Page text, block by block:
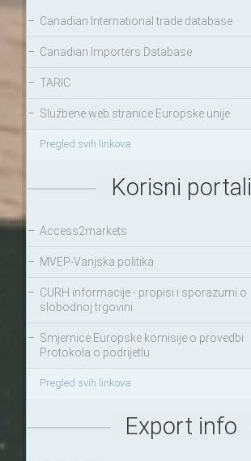
– Canadian International trade database
– Canadian Importers Database
– TARIC
– Službene web stranice Europske unije
Pregled svih linkova
Korisni portali
– Access2markets
– MVEP-Vanjska politika
– CURH informacije - propisi i sporazumi o
slobodnoj trgovini
– Smjernice Europske komisije o provedbi
Protokola o podrijetlu
Pregled svih linkova
Export info